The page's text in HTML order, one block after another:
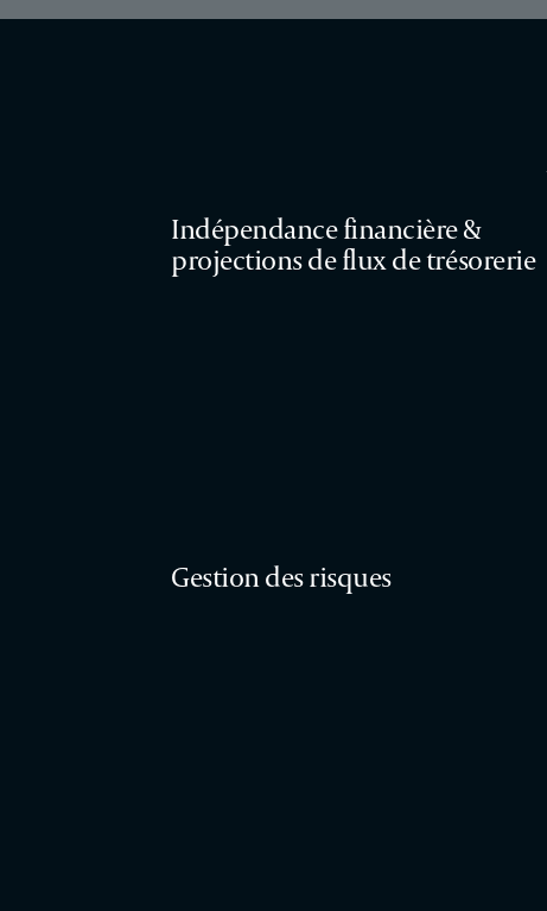
Indépendance financière &
projections de flux de trésorerie
Gestion des risques